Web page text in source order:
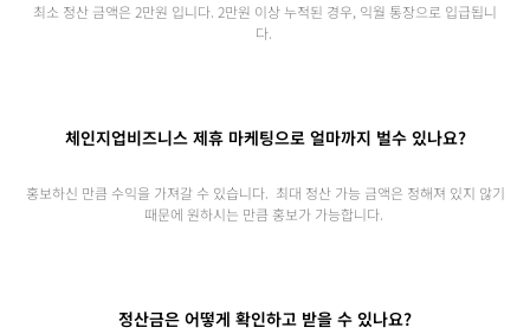
최소 정산 금액은 2만원 입니다. 2만원 이상 누적된 경우, 익월 통장으로 입급됩니
다.
체인지업비즈니스 제휴 마케팅으로 얼마까지 벌수 있나요?
홍보하신 만큼 수익을 가져갈 수 있습니다. 최대 정산 가능 금액은 정해져 있지 않기
때문에 원하시는 만큼 홍보가 가능합니다.
정산금은 어떻게 확인하고 받을 수 있나요?